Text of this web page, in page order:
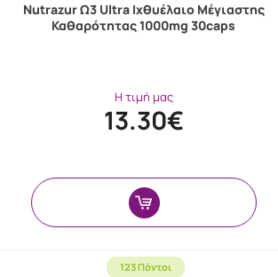
Nutrazur Ω3 Ultra Ιχθυέλαιο Μέγιαστης
Καθαρότητας 1000mg 30caps
Η τιμή μας
13.30€
123 Πόντοι